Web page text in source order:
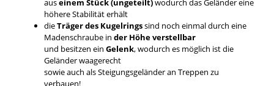
höhere Stabilität erhält
dieTräger des Kugelringssind noch einmal durch eine
Madenschraube in der Höhe verstellbar
und besitzen ein Gelenk, wodurch es möglich ist die
Geländer waagerecht
sowie auch als Steigungsgeländer an Treppen zu
verbauen!